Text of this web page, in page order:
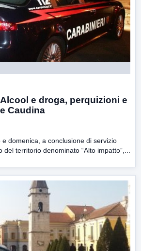
e droga, perquizioni e
Caudina
domenica, a conclusione di servizio
territorio denominato “Alto impatto”,...